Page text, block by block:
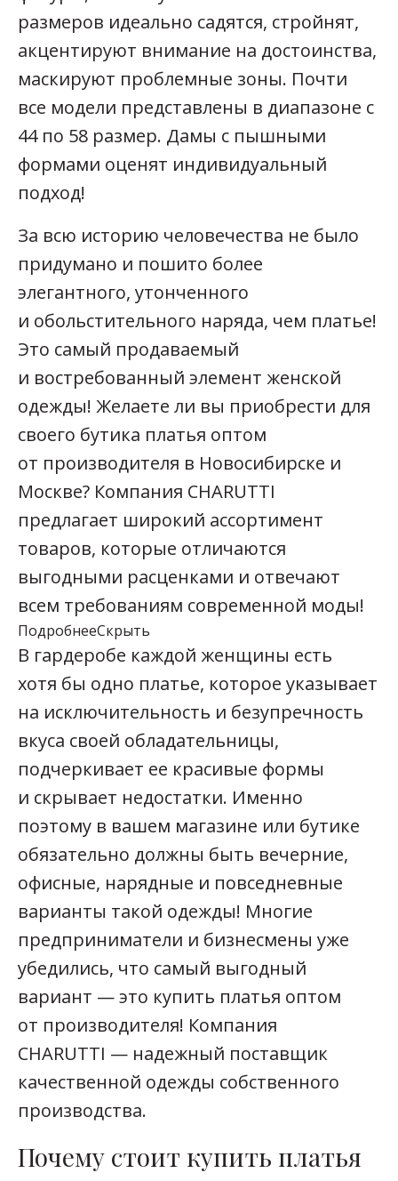
размеров идеально садятся, стройнят,
акцентируют внимание на достоинства,
маскируют проблемные зоны. Почти
все модели представлены в диапазоне с
44 по 58 размер. Дамы с пышными
формами оценят индивидуальный
подход!
За всю историю человечества не было
придумано и пошито более
элегантного, утонченного
и обольстительного наряда, чем платье!
Это самый продаваемый
и востребованный элемент женской
одежды! Желаете ли вы приобрести для
своего бутика платья оптом
от производителя в Новосибирске и
Москве? Компания CHARUTTI
предлагает широкий ассортимент
товаров, которые отличаются
выгодными расценками и отвечают
всем требованиям современной моды!
ПодробнееСкрыть
В гардеробе каждой женщины есть
хотя бы одно платье, которое указывает
на исключительность и безупречность
вкуса своей обладательницы,
подчеркивает ее красивые формы
и скрывает недостатки. Именно
поэтому в вашем магазине или бутике
обязательно должны быть вечерние,
офисные, нарядные и повседневные
варианты такой одежды! Многие
предприниматели и бизнесмены уже
убедились, что самый выгодный
вариант — это купить платья оптом
от производителя! Компания
CHARUTTI — надежный поставщик
качественной одежды собственного
производства.
Почему стоит купить платья